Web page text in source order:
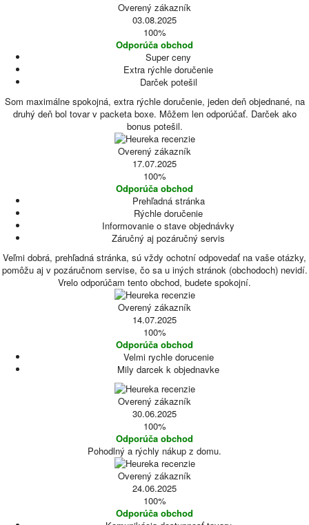
Overený zákazník
03.08.2025
100%
Odporúča obchod
Super ceny
Extra rýchle doručenie
Darček potešil
Som maximálne spokojná, extra rýchle doručenie, jeden deň objednané, na
druhý deň bol tovar v packeta boxe. Môžem len odporúčať. Darček ako
bonus potešil.
Overený zákazník
17.07.2025
100%
Odporúča obchod
Prehľadná stránka
Rýchle doručenie
Informovanie o stave objednávky
Záručný aj pozáručný servis
Veľmi dobrá, prehľadná stránka, sú vždy ochotní odpovedať na vaše otázky,
pomôžu aj v pozáručnom servise, čo sa u iných stránok (obchodoch) nevidí.
Vrelo odporúčam tento obchod, budete spokojní.
Overený zákazník
14.07.2025
100%
Odporúča obchod
Velmi rychle dorucenie
Mily darcek k objednavke
Overený zákazník
30.06.2025
100%
Odporúča obchod
Pohodlný a rýchly nákup z domu.
Overený zákazník
24.06.2025
100%
Odporúča obchod